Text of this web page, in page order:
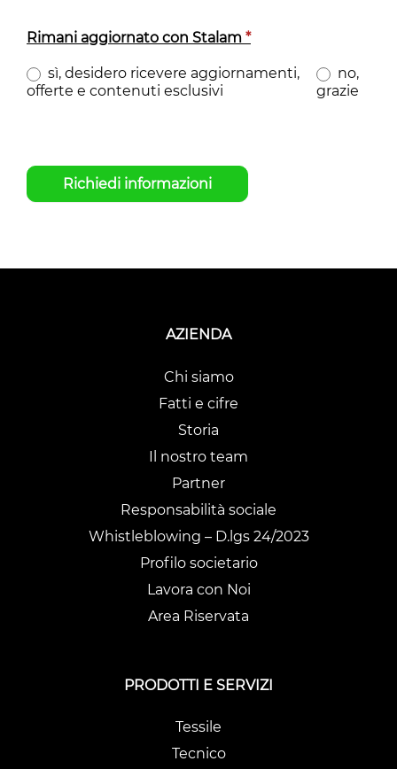
Rimani aggiornato con Stalam *
sì, desidero ricevere aggiornamenti,
offerte e contenuti esclusivi
no,
grazie
Richiedi informazioni
AZIENDA
Chi siamo
Fatti e cifre
Storia
Il nostro team
Partner
Responsabilità sociale
Whistleblowing – D.lgs 24/2023
Profilo societario
Lavora con Noi
Area Riservata
PRODOTTI E SERVIZI
Tessile
Tecnico